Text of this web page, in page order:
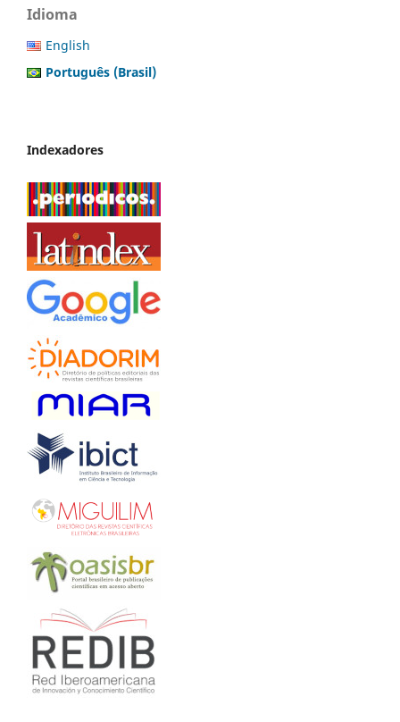
Idioma
English
Português (Brasil)
Indexadores